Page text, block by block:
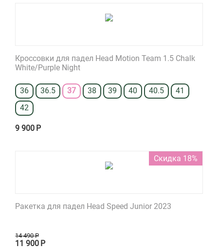
Кроссовки для падел Head Motion Team 1.5 Chalk
White/Purple Night
36 36.5 37 38 39 40 40.5
41
42
9 900 Р
Скидка 18%
Ракетка для падел Head Speed Junior 2023
14 490 Р
11 900 Р